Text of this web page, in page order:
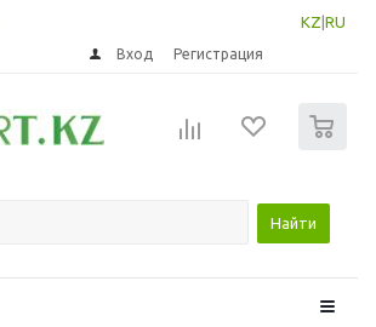
KZ RU
Вход Регистрация
Найти